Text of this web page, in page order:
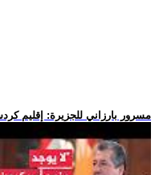
.. مسرور بارزاني للجزيرة: إقليم